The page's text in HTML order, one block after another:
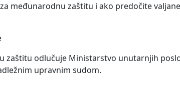
međunarodnu zaštitu i ako predočite
odlučuje Ministarstvo unutarnjih
upravnim sudom.